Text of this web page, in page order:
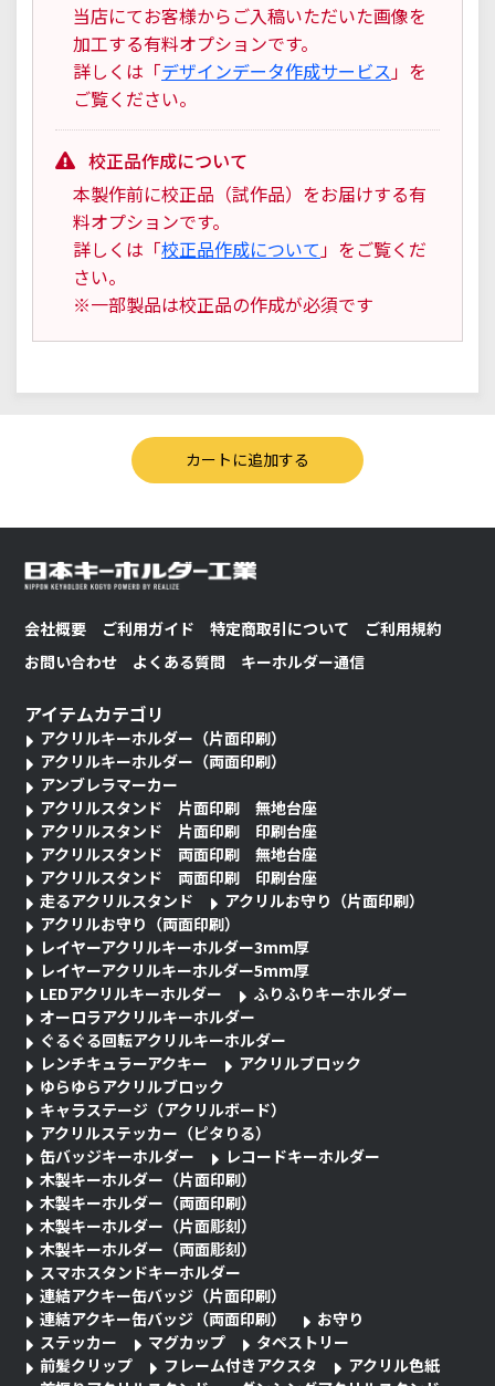
当店にてお客様からご入稿いただいた画像を
加工する有料オプションです。
詳しくは「デザインデータ作成サービス 」を
ご覧ください。
校正品作成について
本製作前に校正品（試作品）をお届けする有
料オプションです。
詳しくは「校正品作成について 」をご覧くだ
さい。
※一部製品は校正品の作成が必須です
会社概要 ご利用ガイド 特定商取引について
ご利用規約
お問い合わせ
よくある質問 キーホルダー通信
アイテムカテゴリ
アクリルキーホルダー（片面印刷）
アクリルキーホルダー（両面印刷）
アンブレラマーカー
アクリルスタンド 片面印刷 無地台座
アクリルスタンド 片面印刷 印刷台座
アクリルスタンド 両面印刷 無地台座
アクリルスタンド 両面印刷 印刷台座
走るアクリルスタンド
アクリルお守り（片面印刷）
アクリルお守り（両面印刷）
レイヤーアクリルキーホルダー3mm厚
レイヤーアクリルキーホルダー5mm厚
LEDアクリルキーホルダー
ふりふりキーホルダー
オーロラアクリルキーホルダー
ぐるぐる回転アクリルキーホルダー
レンチキュラーアクキー
アクリルブロック
ゆらゆらアクリルブロック
キャラステージ（アクリルボード）
アクリルステッカー（ピタりる）
缶バッジキーホルダー
レコードキーホルダー
木製キーホルダー（片面印刷）
木製キーホルダー（両面印刷）
木製キーホルダー（片面彫刻）
木製キーホルダー（両面彫刻）
スマホスタンドキーホルダー
連結アクキー缶バッジ（片面印刷）
連結アクキー缶バッジ（両面印刷）
お守り
ステッカー
マグカップ
タペストリー
前髪クリップ
フレーム付きアクスタ
アクリル色紙